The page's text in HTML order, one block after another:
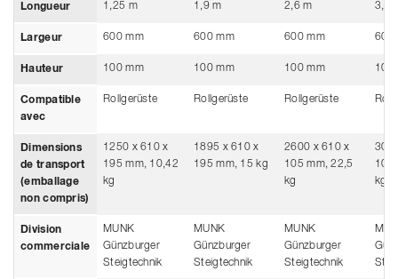
Longueur 1,25 m 1,9 m 2,6 m 3,1
Largeur 600 mm 600 mm 600 mm 600
Hauteur 100 mm 100 mm 100 mm 100
Compatible
avec
Rollgerüste Rollgerüste Rollgerüste
Dimensions
de transport
(emballage
non compris)
1250 x 610 x
195 mm, 10,42
kg
1895 x 610 x
195 mm, 15 kg
2600 x 610 x
105 mm, 22,5
kg
105
kg
Division
commerciale
MUNK
Günzburger
Steigtechnik
MUNK
Günzburger
Steigtechnik
MUNK
Günzburger
Steigtechnik